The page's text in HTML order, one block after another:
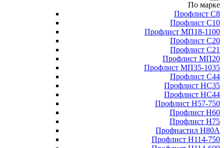
По марке
Профлист С8
Профлист С10
Профлист МП18-1100
Профлист С20
Профлист С21
Профлист МП20
Профлист МП35-1035
Профлист С44
Профлист НС35
Профлист НС44
Профлист Н57-750
Профлист Н60
Профлист Н75
Профнастил Н80А
Профлист Н114-750